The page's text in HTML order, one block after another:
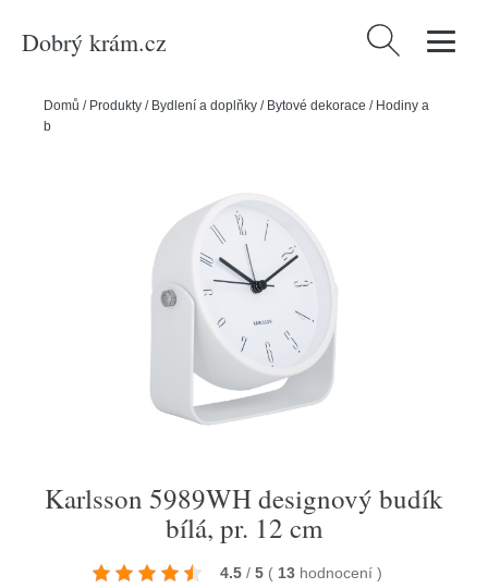
Dobrý krám.cz Vyhledávání
Domů / Produkty / Bydlení a doplňky / Bytové dekorace / Hodiny a
budíky
Karlsson 5989WH designový budík
bílá, pr. 12 cm
4.5 / 5 ( 13 hodnocení )